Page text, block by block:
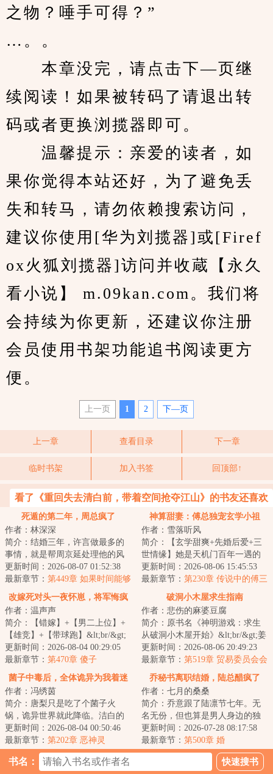
之物？唾手可得？”
…。。
本章没完，请点击下—页继
续阅读！如果被转码了请退出转
码或者更换浏揽器即可。
温馨提示：亲爱的读者，如
果你觉得本站还好，为了避免丢
失和转马，请勿依赖搜索访问，
建议你使用[华为刘揽器]或[Firef
ox火狐刘揽器]访问并收蔵【永久
看小说】 m.09kan.com。我们将
会持续为你更新，还建议你注册
会员使用书架功能追书阅读更方
便。
上一页 1 2 下—页
上一章 查看目录 下一章
临时书架 加入书签 回顶部↑
看了《重回失去清白前，带着空间抢夺江山》的书友还喜欢
死遁的第二年，周总疯了
作者：林深深
简介：结婚三年，许言做最多的
事情，就是帮周京延处理他的风
流后事。以为自己对他和这个家
的呵护，终有一...
更新时间：2026-08-07 01:52:38
最新章节： 第449章 如果时间能够
倒回
神算甜妻：傅总独宠玄学小祖
宗！
作者：雪落听风
简介：【玄学甜爽+先婚后爱+三
世情缘】她是天机门百年一遇的
玄学小天才，天生玄瞳能断阴
阳，却命劫缠身，...
更新时间：2026-08-06 15:45:53
最新章节： 第230章 传说中的傅三
爷，还挺不好养的
改嫁死对头一夜怀崽，将军悔疯
作者：温声声
简介：【错嫁】+【男二上位】+
【雄竞】+【带球跑】&lt;br/&gt;
【落魄郡主vs闷骚禁欲督主】
&lt;br/&gt;秦...
更新时间：2026-08-04 00:29:05
最新章节： 第470章 傻子
破洞小木屋求生指南
作者：悲伤的麻婆豆腐
简介：原书名《神明游戏：求生
从破洞小木屋开始》&lt;br/&gt;姜
莱万万没想到，世界末日这种事
也是让她赶...
更新时间：2026-08-06 20:49:23
最新章节： 第519章 贸易委员会会
菌子中毒后，全体诡异为我着迷
作者：冯绣茵
简介：唐梨只是吃了个菌子火
锅，诡异世界就此降临。洁白的
医院大楼鲜血淋漓，七窍流血的
女护士牵着她的手...
更新时间：2026-08-04 00:50:46
最新章节： 第202章 恶神灵
乔秘书离职结婚，陆总醋疯了
作者：七月的桑桑
简介：乔意跟了陆凛节七年。无
名无份，但也算是男人身边的独
一份。直到他要她去哄别的男
人。她才幡然醒悟...
更新时间：2026-07-28 08:17:58
最新章节： 第500章 婚
书名：